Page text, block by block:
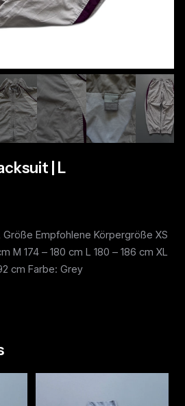
| L
Empfohlene Körpergröße XS
M 174 – 180 cm L 180 – 186 cm XL
cm Farbe: Grey